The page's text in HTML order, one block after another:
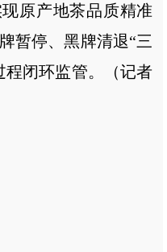
原产地茶品质精准
暂停、黑牌清退“三
程闭环监管。（记者